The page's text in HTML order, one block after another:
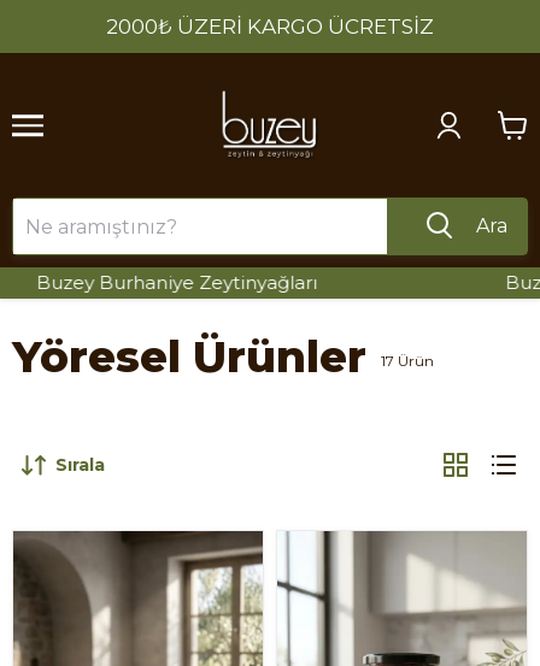
2000₺ ÜZERİ KARGO ÜCRETSİZ
Ara
Burhaniye Zeytinyağları Buzey
Yöresel Ürünler 17 Ürün
Sırala